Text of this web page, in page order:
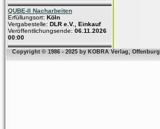
QUBE-II Nacharbeiten
Erfüllungsort: Köln
Vergabestelle: DLR e.V., Einkauf
Veröffentlichungsende: 06.11.2026
00:00
Copyright © 1986 - 2025 by KOBRA Verlag, Offenburg